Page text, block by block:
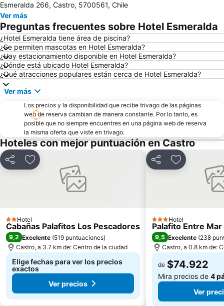
Esmeralda 266, Castro, 5700561, Chile
Ver más
Preguntas frecuentes sobre Hotel Esmeralda
¿Hotel Esmeralda tiene área de piscina?
¿Se permiten mascotas en Hotel Esmeralda?
¿Hay estacionamiento disponible en Hotel Esmeralda?
¿Dónde está ubicado Hotel Esmeralda?
¿Qué atracciones populares están cerca de Hotel Esmeralda?
Ver más
Los precios y la disponibilidad que recibe trivago de las páginas
web de reserva cambian de manera constante. Por lo tanto, es
posible que no siempre encuentres en una página web de reserva
la misma oferta que viste en trivago.
Hoteles con mejor puntuación en Castro
CompartirAgregar a favoritos
2 Estrellas
Hotel
Cabañas Palafitos Los Pescadores
9,2 Excelente (519 puntuaciones)
Castro, a 3.7 km de: Centro de la ciudad
Elige fechas para ver los precios
exactos
Ver precios
CompartirAgregar a
3 Estrellas
Hotel
Palafito Entre
9,5 Excelente (238
Castro, a 0.8 km de:
de $74.922
Mira precios de 4
Ver